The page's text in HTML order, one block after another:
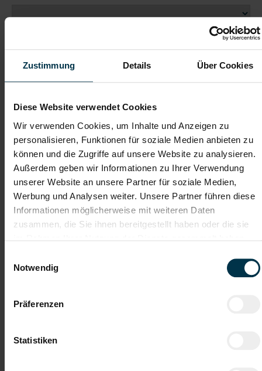
Zustimmung Details Über Cookies
Diese Website verwendet Cookies
Wir verwenden Cookies, um Inhalte und Anzeigen zu
personalisieren, Funktionen für soziale Medien anbieten zu
können und die Zugriffe auf unsere Website zu analysieren.
Außerdem geben wir Informationen zu Ihrer Verwendung
unserer Website an unsere Partner für soziale Medien,
Werbung und Analysen weiter. Unsere Partner führen diese
Informationen möglicherweise mit weiteren Daten
zusammen, die Sie ihnen bereitgestellt haben oder die sie
Notwendig
Präferenzen
Statistiken
Dateianhänge (max. 30MB gesamt - Bilder, Word oder PDF)
Bewerbungsschreiben
Empfehlungschreiben / Zeugnisse
Datei 5